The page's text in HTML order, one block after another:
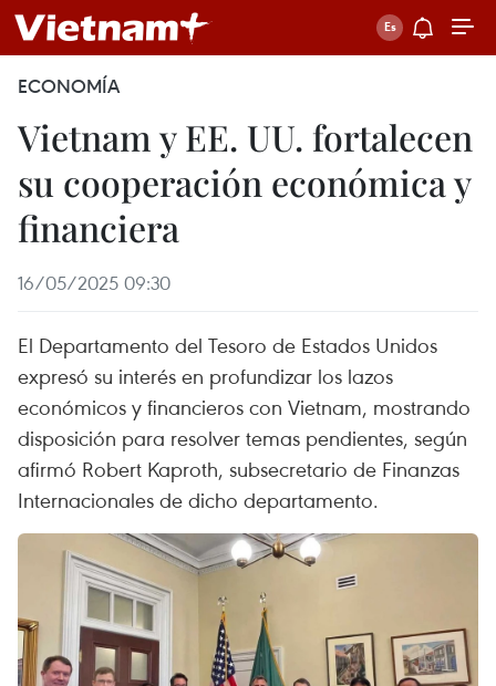
ECONOMÍA
Vietnam y EE. UU. fortalecen
su cooperación económica y
financiera
16/05/2025 09:30
El Departamento del Tesoro de Estados Unidos
expresó su interés en profundizar los lazos
económicos y financieros con Vietnam, mostrando
disposición para resolver temas pendientes, según
afirmó Robert Kaproth, subsecretario de Finanzas
Internacionales de dicho departamento.